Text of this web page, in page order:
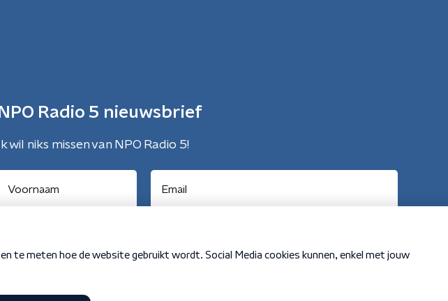
NPO Radio 5 nieuwsbrief
Ik wil niks missen van NPO Radio 5!